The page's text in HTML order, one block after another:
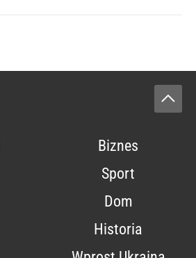
Biznes
Sport
Dom
Historia